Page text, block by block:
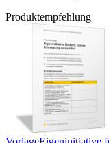
Produktempfehlung